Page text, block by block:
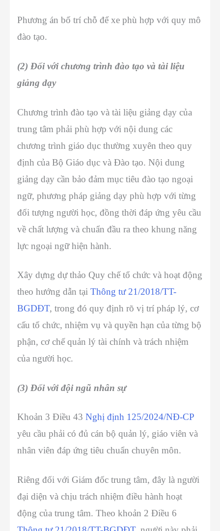
Phương án bố trí chỗ để xe phù hợp với quy mô
đào tạo.
(2) Đối với chương trình đào tạo và tài liệu
giảng dạy
Chương trình đào tạo và tài liệu giảng dạy của
trung tâm phải phù hợp với nội dung các
chương trình giáo dục thường xuyên theo quy
định của Bộ Giáo dục và Đào tạo. Nội dung
giảng dạy cần bảo đảm mục tiêu đào tạo ngoại
ngữ, phương pháp giảng dạy phù hợp với từng
đối tượng người học, đồng thời đáp ứng yêu cầu
về chất lượng và chuẩn đầu ra theo khung năng
lực ngoại ngữ hiện hành.
Xây dựng dự thảo Quy chế tổ chức và hoạt động
theo hướng dẫn tại Thông tư 21/2018/TT-
BGDĐT, trong đó quy định rõ vị trí pháp lý, cơ
cấu tổ chức, nhiệm vụ và quyền hạn của từng bộ
phận, cơ chế quản lý tài chính và trách nhiệm
của người học.
(3) Đối với đội ngũ nhân sự
Khoản 3 Điều 43 Nghị định 125/2024/NĐ-CP
yêu cầu phải có đủ cán bộ quản lý, giáo viên và
nhân viên đáp ứng tiêu chuẩn chuyên môn.
Riêng đối với Giám đốc trung tâm, đây là người
đại diện và chịu trách nhiệm điều hành hoạt
động của trung tâm. Theo khoản 2 Điều 6